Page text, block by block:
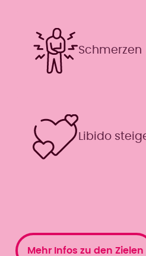
Schmerzen
Libido
Mehr Infos zu den Zielen